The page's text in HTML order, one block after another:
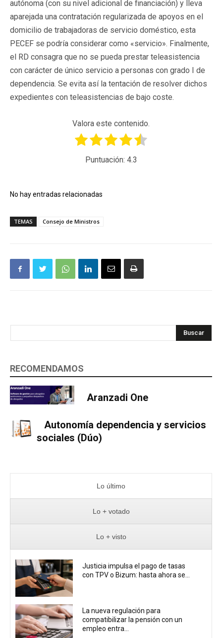
autónoma (con su nivel adicional de financiación) y lleva
aparejada una contratación regularizada de apoyos en el
domicilio de trabajadoras de servicio doméstico, esta
PECEF se podría considerar como «servicio». Finalmente,
el RD consagra que no se pueda prestar teleasistencia
con carácter de único servicio a personas con grado I de
dependencia. Se evita así la tentación de resolver dichos
expedientes con teleasistencias de bajo coste.
Valora este contenido.
Puntuación: 4.3
No hay entradas relacionadas
TEMAS Consejo de Ministros
Buscar
RECOMENDAMOS
Aranzadi One
Autonomía dependencia y servicios
sociales (Dúo)
Lo último
Lo + votado
Lo + visto
Justicia impulsa el pago de tasas
con TPV o Bizum: hasta ahora se...
La nueva regulación para
compatibilizar la pensión con un
empleo entra...